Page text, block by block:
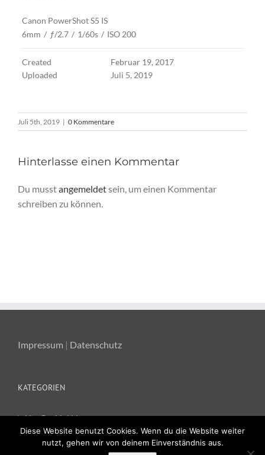
Canon PowerShot S5 IS
6mm / ƒ/2.7 / 1/60s / ISO 200
Created
Februar 19, 2017
Uploaded
Juli 5, 2019
Juli 5th, 2019 | 0 Kommentare
Hinterlasse einen Kommentar
Du musstangemeldetsein, um einen Kommentar
schreiben zu können.
Impressum | Datenschutz
KATEGORIEN
Ka-Ge-Hei News
Diese Website benutzt Cookies. Wenn du die Website weiter
nutzt, gehen wir von deinem Einverständnis aus.